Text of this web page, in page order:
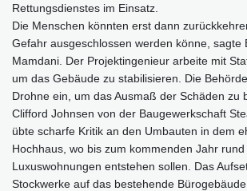
Rettungsdienstes im Einsatz.
Die Menschen könnten erst dann
Gefahr ausgeschlossen werden könne, sagte
Mamdani. Der Projektingenieur arbeite mit
um das Gebäude zu stabilisieren. Die
Drohne ein, um das Ausmaß der Schäden zu
Clifford Johnsen von der Baugewerkschaft
übte scharfe Kritik an den Umbauten in dem
Hochhaus, wo bis zum kommenden Jahr
Luxuswohnungen entstehen sollen. Das
Stockwerke auf das bestehende